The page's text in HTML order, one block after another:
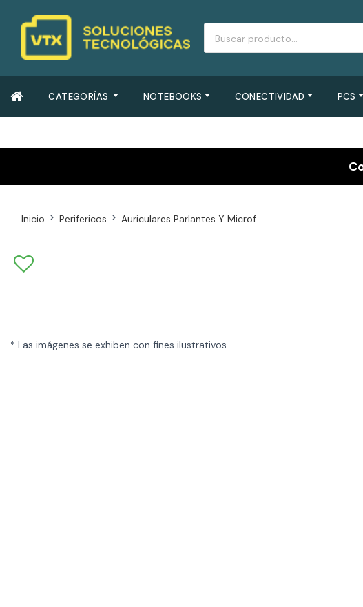
CATEGORÍAS NOTEBOOKS CONECTIVIDAD PCS
Inicio Perifericos Auriculares Parlantes Y Microf
* Las imágenes se exhiben con fines ilustrativos.